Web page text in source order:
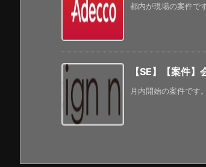
都内が現場の案件で
【SE】【案件
月内開始の案件です